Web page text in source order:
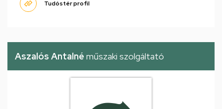
Tudóstér profil
Aszalós Antalné műszaki szolgáltató